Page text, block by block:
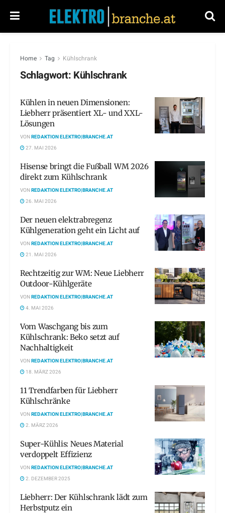
Home Tag Kühlschrank
Schlagwort: Kühlschrank
Kühlen in neuen Dimensionen:
Liebherr präsentiert XL- und XXL-
Lösungen
VONREDAKTION ELEKTRO|BRANCHE.AT
27. MAI 2026
Hisense bringt die Fußball WM 2026
direkt zum Kühlschrank
VONREDAKTION ELEKTRO|BRANCHE.AT
26. MAI 2026
Der neuen elektrabregenz
Kühlgeneration geht ein Licht auf
VONREDAKTION ELEKTRO|BRANCHE.AT
21. MAI 2026
Rechtzeitig zur WM: Neue Liebherr
Outdoor-Kühlgeräte
VONREDAKTION ELEKTRO|BRANCHE.AT
4. MAI 2026
Vom Waschgang bis zum
Kühlschrank: Beko setzt auf
Nachhaltigkeit
VONREDAKTION ELEKTRO|BRANCHE.AT
18. MÄRZ 2026
11 Trendfarben für Liebherr
Kühlschränke
VONREDAKTION ELEKTRO|BRANCHE.AT
2. MÄRZ 2026
Super-Kühlis: Neues Material
verdoppelt Effizienz
VONREDAKTION ELEKTRO|BRANCHE.AT
2. DEZEMBER 2025
Liebherr: Der Kühlschrank lädt zum
Herbstputz ein